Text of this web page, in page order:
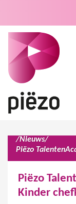
/Nieuws/
Piëzo
Kinder